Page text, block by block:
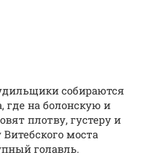
собираются
где на болонскую и
плотву, густеру и
моста
голавль.